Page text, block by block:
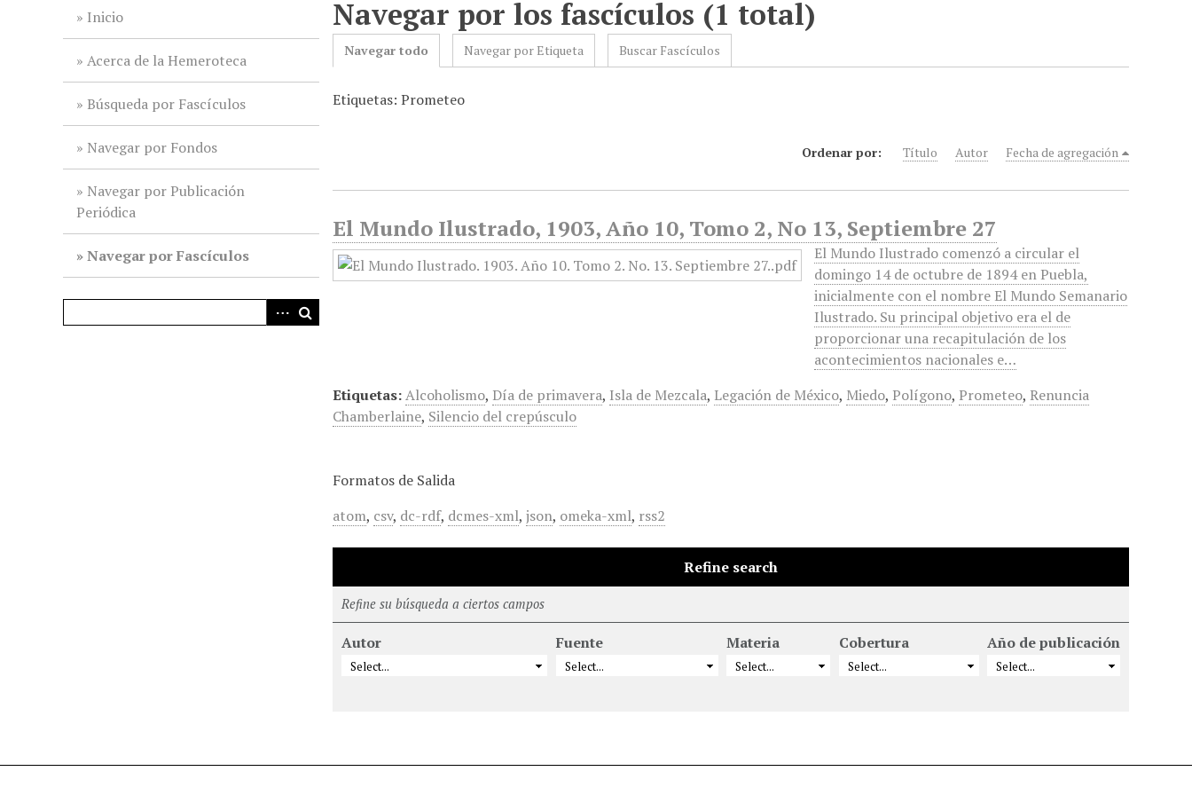
Inicio
Acerca de la Hemeroteca
Búsqueda por Fascículos
Navegar por Fondos
Navegar por Publicación
Periódica
Navegar por Fascículos
Navegar por los fascículos (1 total)
Navegar todo Navegar por Etiqueta Buscar Fascículos
Etiquetas: Prometeo
Ordenar por: Título Autor Fecha de agregación
El Mundo Ilustrado, 1903, Año 10, Tomo 2, No 13, Septiembre 27
El Mundo Ilustrado comenzó a circular el
domingo 14 de octubre de 1894 en Puebla,
inicialmente con el nombre El Mundo Semanario
Ilustrado. Su principal objetivo era el de
proporcionar una recapitulación de los
acontecimientos nacionales e…
Etiquetas:Alcoholismo, Día de primavera, Isla de Mezcala, Legación de México, Miedo, Polígono, Prometeo, Renuncia
Chamberlaine, Silencio del crepúsculo
Formatos de Salida
atom, csv, dc-rdf, dcmes-xml,json, omeka-xml, rss2
Refine search
Refine su búsqueda a ciertos campos
Autor Fuente Materia Cobertura Año de publicación